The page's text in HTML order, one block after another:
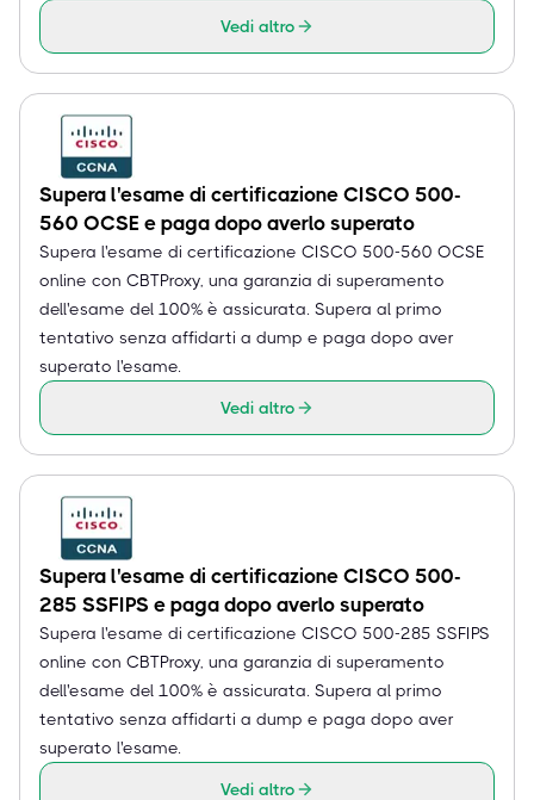
Vedi altro
Supera l'esame di certificazione CISCO 500-
560 OCSE e paga dopo averlo superato
Supera l'esame di certificazione CISCO 500-560 OCSE
online con CBTProxy, una garanzia di superamento
dell'esame del 100% è assicurata. Supera al primo
tentativo senza affidarti a dump e paga dopo aver
superato l'esame.
Vedi altro
Supera l'esame di certificazione CISCO 500-
285 SSFIPS e paga dopo averlo superato
Supera l'esame di certificazione CISCO 500-285 SSFIPS
online con CBTProxy, una garanzia di superamento
dell'esame del 100% è assicurata. Supera al primo
tentativo senza affidarti a dump e paga dopo aver
superato l'esame.
Vedi altro